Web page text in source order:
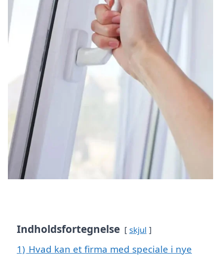
Indholdsfortegnelse skjul
1) Hvad kan et firma med speciale i nye